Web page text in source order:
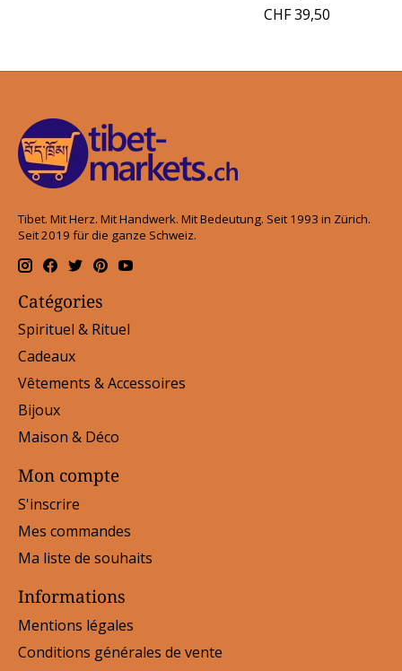
CHF 39,50
Tibet. Mit Herz. Mit Handwerk. Mit Bedeutung. Seit 1993 in Zürich.
Seit 2019 für die ganze Schweiz.
Catégories
Spirituel & Rituel
Cadeaux
Vêtements & Accessoires
Bijoux
Maison & Déco
Mon compte
S'inscrire
Mes commandes
Ma liste de souhaits
Informations
Mentions légales
Conditions générales de vente